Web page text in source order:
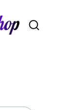
Otwórz